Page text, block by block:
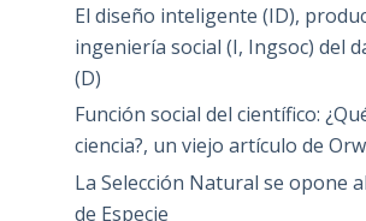
El diseño inteligente (ID),
ingeniería social (I, Ingsoc) del
(D)
Función social del científico:
ciencia?, un viejo artículo de
La Selección Natural se opone
de Especie